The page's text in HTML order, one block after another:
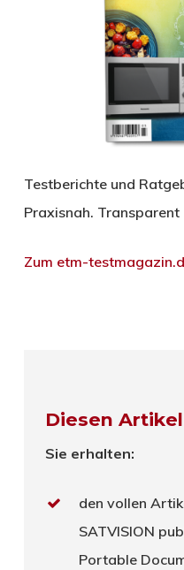
Testberichte und
Praxisnah. Transparent
Zum etm-
Diesen
Sie erhalten:
den vollen
SATVISION
Portable